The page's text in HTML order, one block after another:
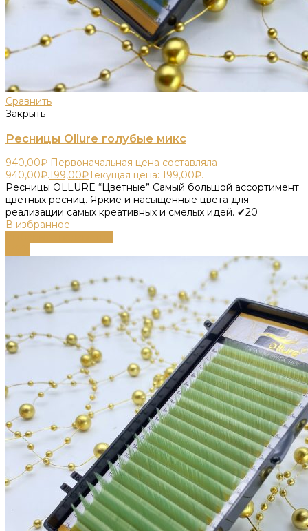
Сравнить
Закрыть
Ресницы Ollure голубые микс
940,00₽ Первоначальная цена составляла
940,00₽.199,00₽Текущая цена: 199,00₽.
Ресницы OLLURE “Цветные” Самый большой ассортимент
цветных ресниц. Яркие и насыщенные цвета для
реализации самых креативных и смелых идей. ✔20
В избранное